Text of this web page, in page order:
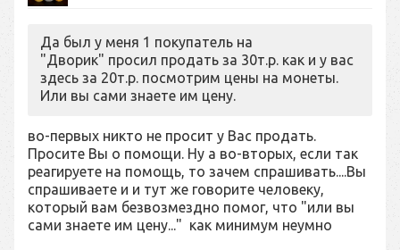
Да был у меня 1 покупатель на
"Дворик" просил продать за 30т.р. как и у вас
здесь за 20т.р. посмотрим цены на монеты.
Или вы сами знаете им цену.
во-первых никто не просит у Вас продать.
Просите Вы о помощи. Ну а во-вторых, если так
реагируете на помощь, то зачем спрашивать....Вы
спрашиваете и и тут же говорите человеку,
который вам безвозмездно помог, что "или вы
сами знаете им цену..." как минимум неумно